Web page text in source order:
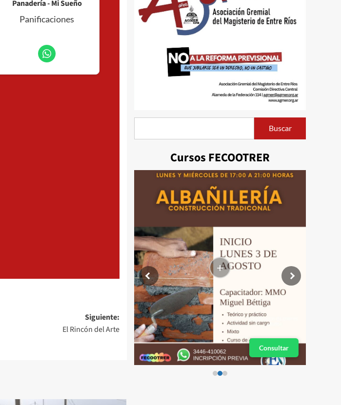
Panadería - Mi Sueño
Panificaciones
Siguiente:
El Rincón del Arte
Buscar
Cursos FECOOTRER
+
Consultar